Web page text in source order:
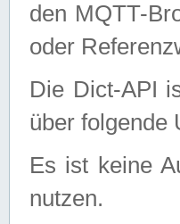
den MQTT-
oder
Die Dict-API
über folgende
Es ist keine
nutzen.